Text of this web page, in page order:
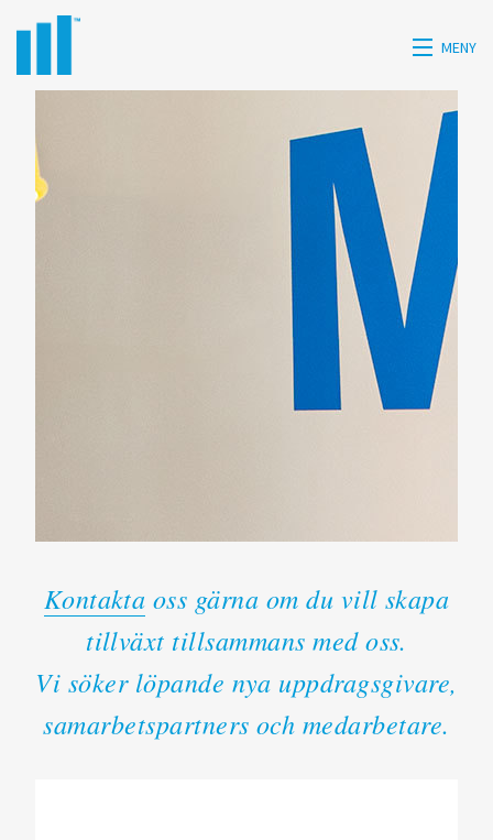
MENY
HISTORIK
TJÄNSTER
KONTAKT
Kontakta oss gärna om du vill skapa
tillväxt tillsammans med oss.
Vi söker löpande nya uppdragsgivare,
samarbetspartners och medarbetare.